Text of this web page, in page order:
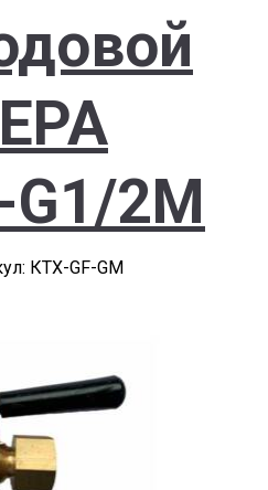
G1/2M
КТХ-GF-GM